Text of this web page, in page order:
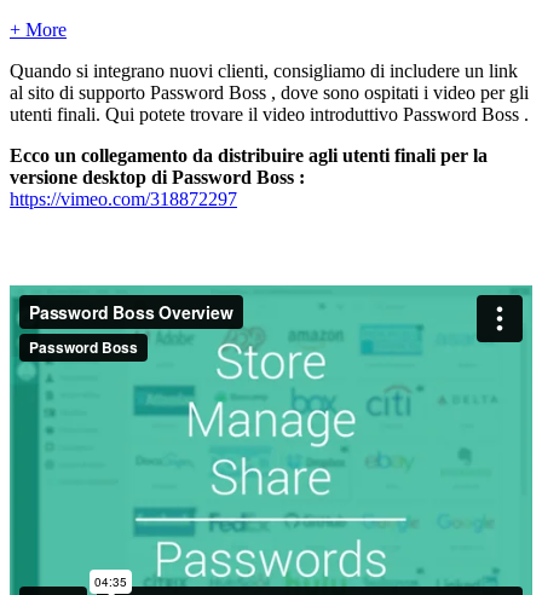
+ More
Quando si integrano nuovi clienti, consigliamo di includere un link
al sito di supporto Password Boss , dove sono ospitati i video per gli
utenti finali. Qui potete trovare il video introduttivo Password Boss .
Ecco un collegamento da distribuire agli utenti finali per la
versione desktop di Password Boss :
https://vimeo.com/318872297